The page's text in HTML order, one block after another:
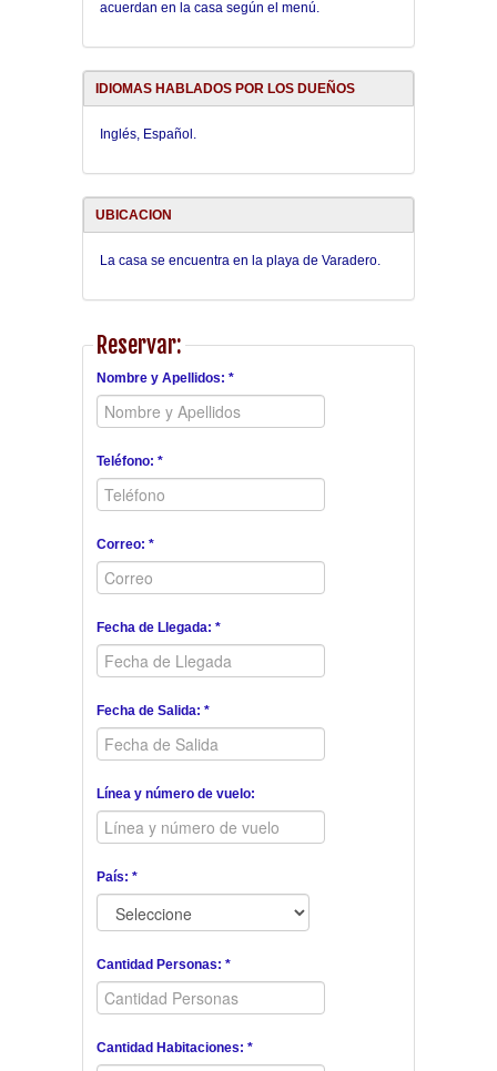
acuerdan en la casa según el menú.
IDIOMAS HABLADOS POR LOS DUEÑOS
Inglés, Español.
UBICACION
La casa se encuentra en la playa de Varadero.
Reservar:
Nombre y Apellidos: *
Teléfono: *
Correo: *
Fecha de Llegada: *
Fecha de Salida: *
Línea y número de vuelo:
País: *
Cantidad Personas: *
Cantidad Habitaciones: *